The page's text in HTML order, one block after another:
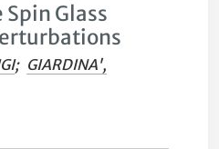
Glass
; GIARDINA',